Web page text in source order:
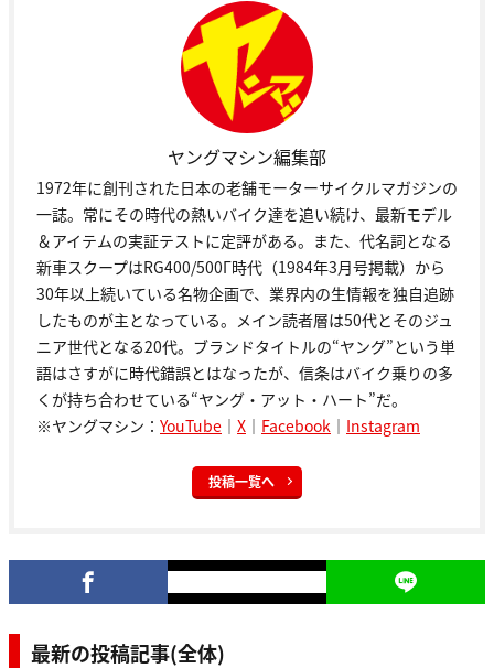
ヤングマシン編集部
1972年に創刊された日本の老舗モーターサイクルマガジンの
一誌。常にその時代の熱いバイク達を追い続け、最新モデル
＆アイテムの実証テストに定評がある。また、代名詞となる
新車スクープはRG400/500Γ時代（1984年3月号掲載）から
30年以上続いている名物企画で、業界内の生情報を独自追跡
したものが主となっている。メイン読者層は50代とそのジュ
ニア世代となる20代。ブランドタイトルの“ヤング”という単
語はさすがに時代錯誤とはなったが、信条はバイク乗りの多
くが持ち合わせている“ヤング・アット・ハート”だ。
※ヤングマシン： YouTube ｜ X ｜ Facebook ｜ Instagram
投稿一覧へ
最新の投稿記事(全体)